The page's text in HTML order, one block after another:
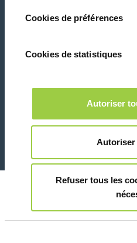
tout moment vos
les cookies.​ ​ ​
Cookies de préférences
Cookies de statistiques
Marketing
Autoriser
Autoriser
Refuser tous les
+33 (0)1